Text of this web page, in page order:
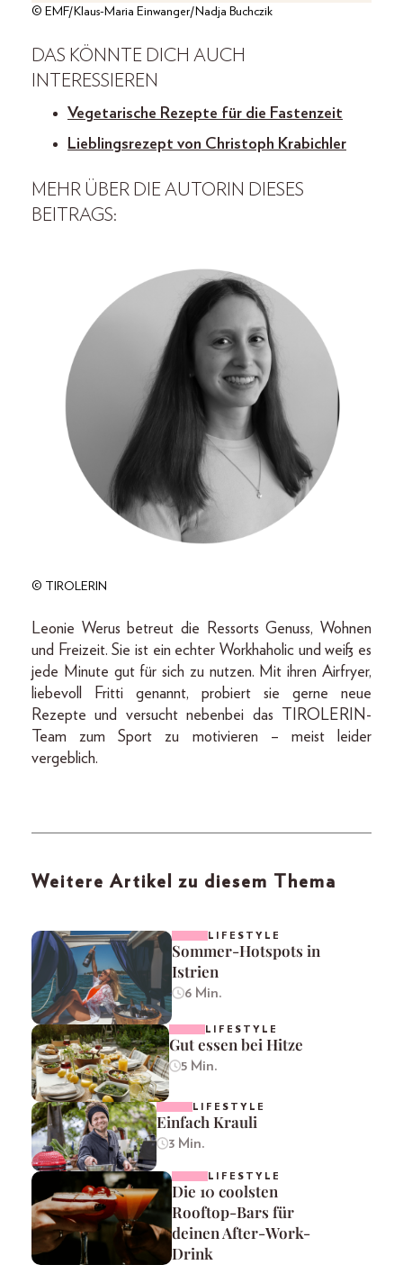
© EMF/Klaus-Maria Einwanger/Nadja Buchczik
DAS KÖNNTE DICH AUCH
INTERESSIEREN
Vegetarische Rezepte für die Fastenzeit
Lieblingsrezept von Christoph Krabichler
MEHR ÜBER DIE AUTORIN DIESES
BEITRAGS:
© TIROLERIN
Leonie Werus betreut die Ressorts Genuss, Wohnen
und Freizeit. Sie ist ein echter Workhaholic und weiß es
jede Minute gut für sich zu nutzen. Mit ihren Airfryer,
liebevoll Fritti genannt, probiert sie gerne neue
Rezepte und versucht nebenbei das TIROLERIN-
Team zum Sport zu motivieren – meist leider
vergeblich.
Weitere Artikel zu diesem Thema
LIFESTYLE
Sommer-Hotspots in
Istrien
6 Min.
LIFESTYLE
Gut essen bei Hitze
5 Min.
LIFESTYLE
Einfach Krauli
3 Min.
LIFESTYLE
Die 10 coolsten
Rooftop-Bars für
deinen After-Work-
Drink